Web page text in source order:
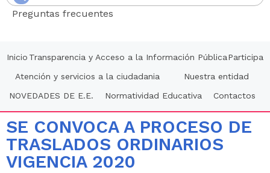
Preguntas frecuentes
Inicio Transparencia y Acceso a la Información PúblicaParticipa
Atención y servicios a la ciudadania
Nuestra entidad
NOVEDADES DE E.E.
Normatividad Educativa Contactos
SE CONVOCA A PROCESO DE
TRASLADOS ORDINARIOS
VIGENCIA 2020